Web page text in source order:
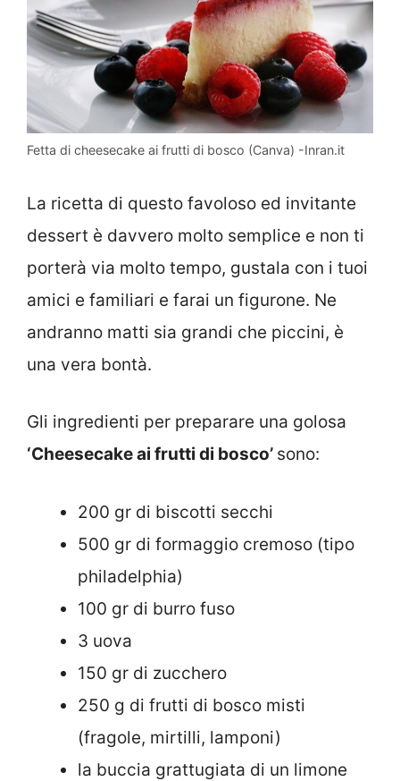
Fetta di cheesecake ai frutti di bosco (Canva) -Inran.it
La ricetta di questo favoloso ed invitante
dessert è davvero molto semplice e non ti
porterà via molto tempo, gustala con i tuoi
amici e familiari e farai un figurone. Ne
andranno matti sia grandi che piccini, è
una vera bontà.
Gli ingredienti per preparare una golosa
‘Cheesecake ai frutti di bosco’ sono:
200 gr di biscotti secchi
500 gr di formaggio cremoso (tipo
philadelphia)
100 gr di burro fuso
3 uova
150 gr di zucchero
250 g di frutti di bosco misti
(fragole, mirtilli, lamponi)
la buccia grattugiata di un limone